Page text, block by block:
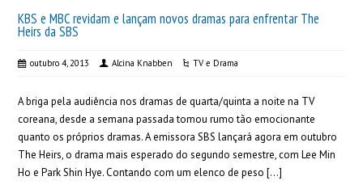
KBS e MBC revidam e lançam novos dramas para enfrentar The
Heirs da SBS
outubro 4, 2013 Alcina Knabben TV e Drama
A briga pela audiência nos dramas de quarta/quinta a noite na TV
coreana, desde a semana passada tomou rumo tão emocionante
quanto os próprios dramas. A emissora SBS lançará agora em outubro
The Heirs, o drama mais esperado do segundo semestre, com Lee Min
Ho e Park Shin Hye. Contando com um elenco de peso […]